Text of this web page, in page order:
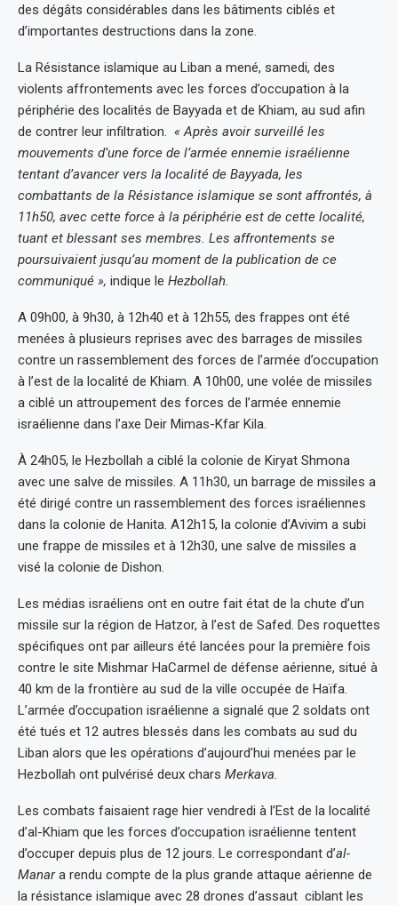
des dégâts considérables dans les bâtiments ciblés et
d’importantes destructions dans la zone.
La Résistance islamique au Liban a mené, samedi, des
violents affrontements avec les forces d’occupation à la
périphérie des localités de Bayyada et de Khiam, au sud afin
de contrer leur infiltration. « Après avoir surveillé les
mouvements d’une force de l’armée ennemie israélienne
tentant d’avancer vers la localité de Bayyada, les
combattants de la Résistance islamique se sont affrontés, à
11h50, avec cette force à la périphérie est de cette localité,
tuant et blessant ses membres. Les affrontements se
poursuivaient jusqu’au moment de la publication de ce
communiqué », indique le Hezbollah.
A 09h00, à 9h30, à 12h40 et à 12h55, des frappes ont été
menées à plusieurs reprises avec des barrages de missiles
contre un rassemblement des forces de l’armée d’occupation
à l’est de la localité de Khiam. A 10h00, une volée de missiles
a ciblé un attroupement des forces de l’armée ennemie
israélienne dans l’axe Deir Mimas-Kfar Kila.
À 24h05, le Hezbollah a ciblé la colonie de Kiryat Shmona
avec une salve de missiles. A 11h30, un barrage de missiles a
été dirigé contre un rassemblement des forces israéliennes
dans la colonie de Hanita. A12h15, la colonie d’Avivim a subi
une frappe de missiles et à 12h30, une salve de missiles a
visé la colonie de Dishon.
Les médias israéliens ont en outre fait état de la chute d’un
missile sur la région de Hatzor, à l’est de Safed. Des roquettes
spécifiques ont par ailleurs été lancées pour la première fois
contre le site Mishmar HaCarmel de défense aérienne, situé à
40 km de la frontière au sud de la ville occupée de Haïfa.
L’armée d’occupation israélienne a signalé que 2 soldats ont
été tués et 12 autres blessés dans les combats au sud du
Liban alors que les opérations d’aujourd’hui menées par le
Hezbollah ont pulvérisé deux chars Merkava.
Les combats faisaient rage hier vendredi à l’Est de la localité
d’al-Khiam que les forces d’occupation israélienne tentent
d’occuper depuis plus de 12 jours. Le correspondant d’al-
Manara rendu compte de la plus grande attaque aérienne de
la résistance islamique avec 28 drones d’assaut ciblant les